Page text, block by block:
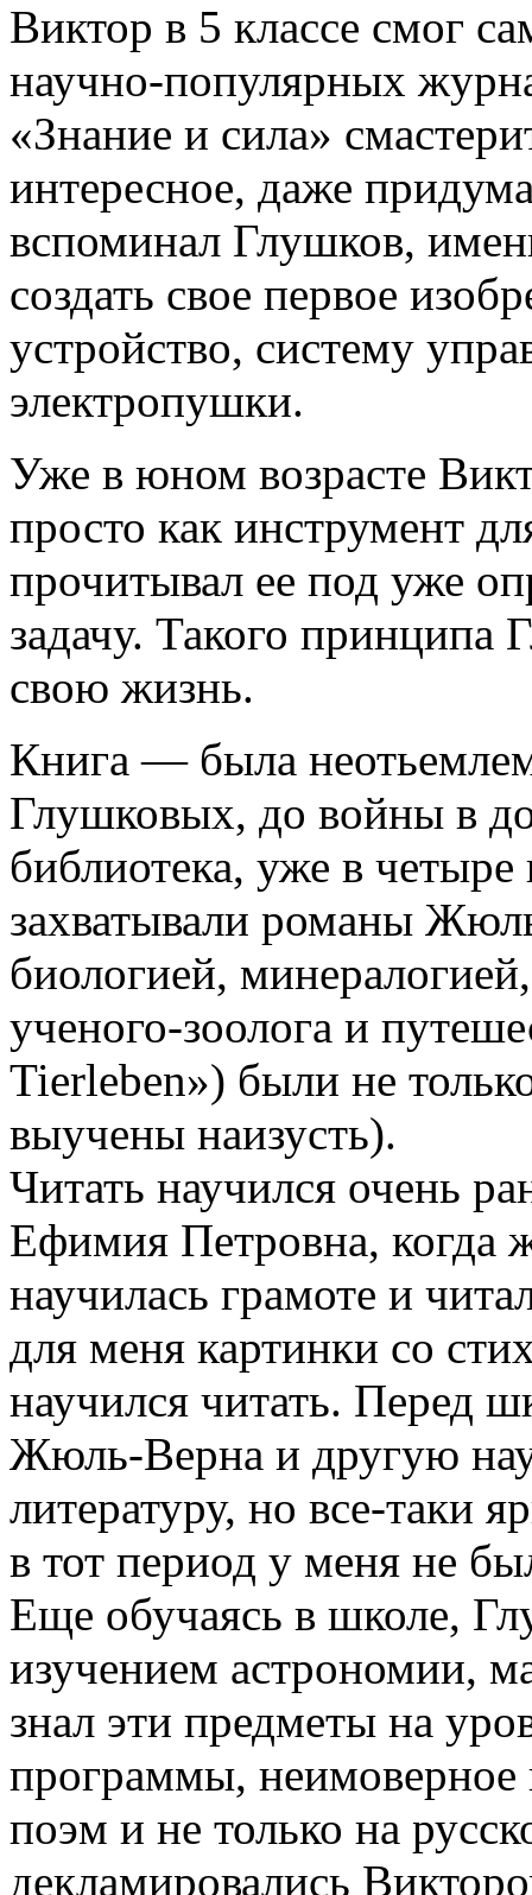
Виктор в 5 классе смог
научно-популярных
«Знание и сила»
интересное, даже
вспоминал Глушков,
создать свое первое
устройство, систему
электропушки.
Уже в юном возрасте
просто как инструмент
прочитывал ее под уже
задачу. Такого принципа
свою жизнь.
Книга — была
Глушковых, до войны в
библиотека, уже в четыре
захватывали романы
биологией,
ученого-зоолога и
Tierleben») были не
выучены наизусть).
Читать научился очень
Ефимия Петровна, когда
научилась грамоте и
для меня картинки со
научился читать. Перед
Жюль-Верна и другую
литературу, но все-таки
в тот период у меня не
Еще обучаясь в школе,
изучением астрономии,
знал эти предметы на
программы, неимоверное
поэм и не только на
декламировались